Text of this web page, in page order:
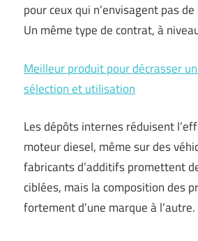
pour ceux qui n’envisagent pas
Un même type de contrat, à
Meilleur produit pour décrasser
sélection et utilisation
Les dépôts internes réduisent
moteur diesel, même sur des
fabricants d’additifs promettent
ciblées, mais la composition des
fortement d’une marque à l’autre.